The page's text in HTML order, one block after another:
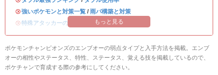
・強いポケモンと対策一覧 / 雨パ構築と対策
・特殊アタッカーのおすすめランキング
もっと見る
ポケモンチャンピオンズのエンブオーの弱点タイプと入手方法を掲載。エンブ
オーの相性やステータス、特性、ステータス、覚える技を掲載しているので、
ポケチャンで育成する際の参考にしてください。